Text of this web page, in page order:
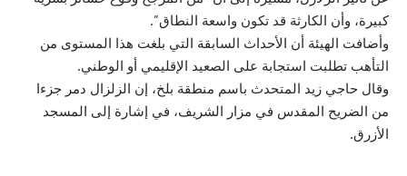
كبيرة، وأن الكارثة قد تكون واسعة النطاق”.
وأضافت الهيئة أن الأحداث السابقة التي بلغت هذا المستوى من
التأهب تطلبت استجابة على الصعيد الإقليمي أو الوطني.
وقال حاجي زيد المتحدث باسم منطقة بلخ، إن الزلزال دمر جزءا
من الضريح المقدس في مزار الشريف، في إشارة إلى المسجد
الأزرق.